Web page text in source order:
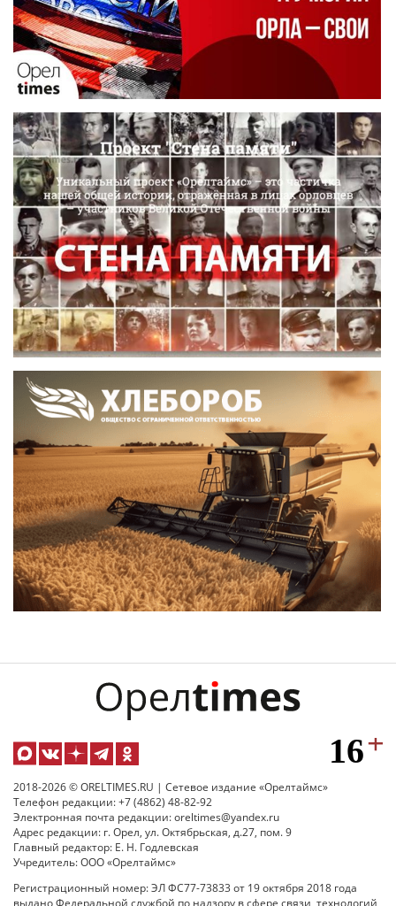
2018-2026 © ORELTIMES.RU | Сетевое издание «Орелтаймс»
Телефон редакции: +7 (4862) 48-82-92
Электронная почта редакции: oreltimes@yandex.ru
Адрес редакции: г. Орел, ул. Октябрьская, д.27, пом. 9
Главный редактор: Е. Н. Годлевская
Учредитель: ООО «Орелтаймс»
Регистрационный номер: ЭЛ ФС77-73833 от 19 октября 2018 года
выдано Федеральной службой по надзору в сфере связи, технологий